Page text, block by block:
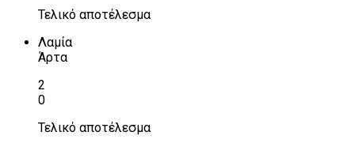
Τελικό αποτέλεσμα
Λαμία
Άρτα
2
0
Τελικό αποτέλεσμα